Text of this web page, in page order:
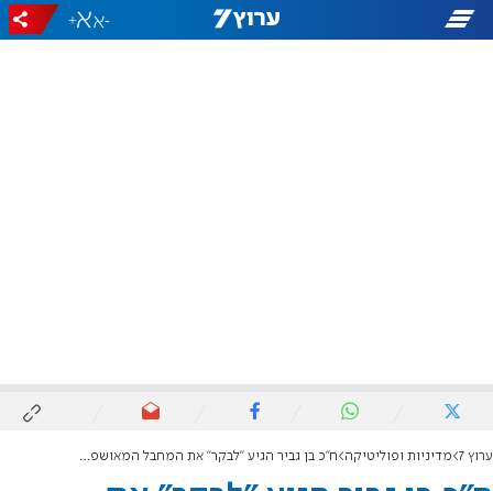
-
+
ערוץ 7 מדיניות ופוליטיקה ח"כ בן גביר הגיע "לבקר" את המחבל המאושפז באסף הרופא